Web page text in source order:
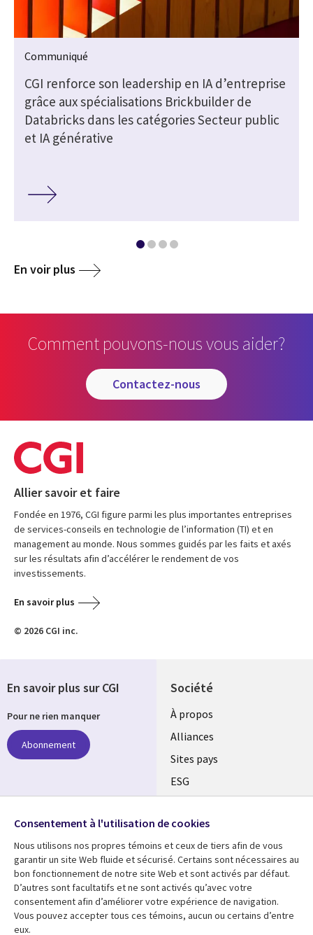
Communiqué
CGI renforce son leadership en IA d’entreprise
grâce aux spécialisations Brickbuilder de
Databricks dans les catégories Secteur public
et IA générative
En voir plus
Comment pouvons-nous vous aider?
contactez-nous
Allier savoir et faire
Fondée en 1976, CGI figure parmi les plus importantes entreprises
de services-conseils en technologie de l’information (TI) et en
management au monde. Nous sommes guidés par les faits et axés
sur les résultats afin d’accélérer le rendement de vos
investissements.
En savoir plus
© 2026 CGI inc.
Société
À propos
Alliances
Sites pays
ESG
Fusions
Salle de presse
Ressources Support
En savoir plus sur CGI
Pour ne rien manquer
Abonnement
Suivez-nous
Social
Media
Global
FR
Consentement à l'utilisation de cookies
Nous utilisons nos propres témoins et ceux de tiers afin de vous
garantir un site Web fluide et sécurisé. Certains sont nécessaires au
bon fonctionnement de notre site Web et sont activés par défaut.
D’autres sont facultatifs et ne sont activés qu’avec votre
consentement afin d’améliorer votre expérience de navigation.
Vous pouvez accepter tous ces témoins, aucun ou certains d’entre
eux.